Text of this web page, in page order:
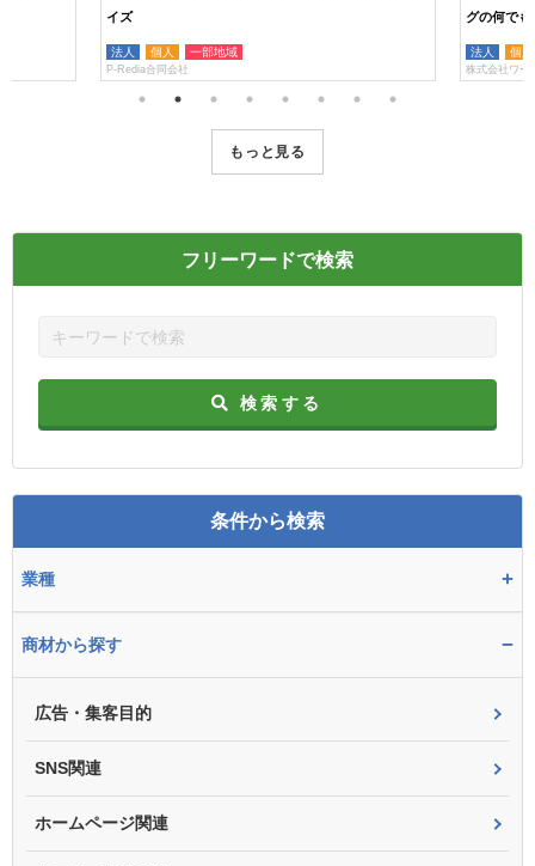
イズ
法人 個人 一部地域
P-Redia合同会社
グの何でも
法人 個人
株式会社ワー
もっと見る
フリーワードで検索
検索する
条件から検索
業種 +
商材から探す −
広告・集客目的
SNS関連
ホームページ関連